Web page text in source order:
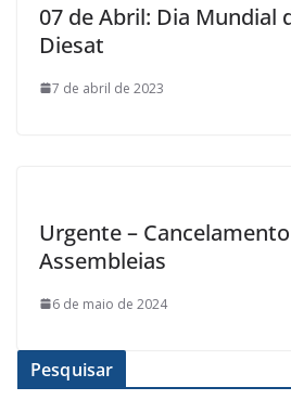
07 de Abril: Dia Mundial
Diesat
7 de abril de 2023
Urgente –
Assembleias
6 de maio de 2024
Pesquisar